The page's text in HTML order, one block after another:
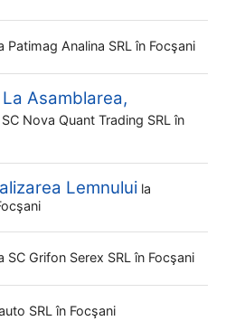
Patimag Analina SRL în Focşani
Asamblarea,
SC Nova Quant Trading SRL în
Lemnului la
SC Grifon Serex SRL în Focşani
SRL în Focşani